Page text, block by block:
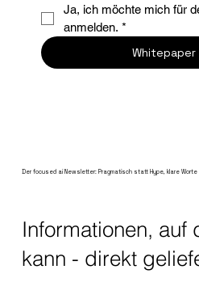
Ja, ich möchte mich für
anmelden. *
Whitepaper
Der focused ai Newsletter: Pragmatisch statt Hype, klare
Informationen, auf
kann - direkt